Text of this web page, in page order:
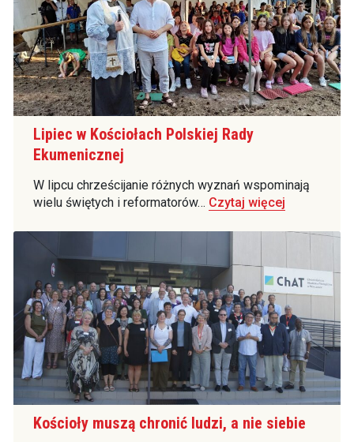
Lipiec w Kościołach Polskiej Rady
Ekumenicznej
W lipcu chrześcijanie różnych wyznań wspominają
wielu świętych i reformatorów… Czytaj więcej
Kościoły muszą chronić ludzi, a nie siebie